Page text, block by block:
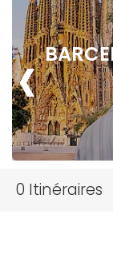
‹
0 Itinéraires